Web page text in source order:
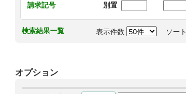
請求記号
別置
検索結果一覧 表示件数 ソー
オプション